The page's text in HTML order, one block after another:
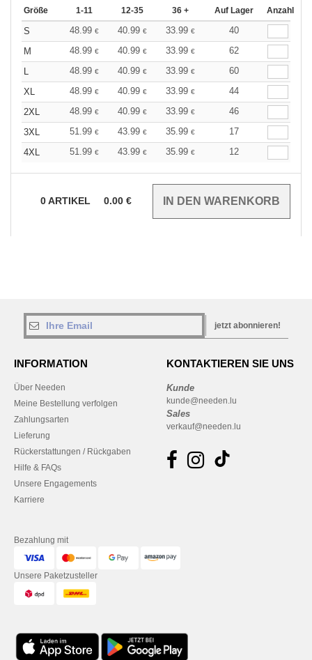
Größe 1-11 12-35 36 + Auf Lager Anzahl
S 48.99 € 40.99 € 33.99 €
40
M
48.99 € 40.99 € 33.99 €
62
48.99 € 40.99 € 33.99 €
60
XL
48.99 € 40.99 € 33.99 €
44
2XL
48.99 € 40.99 € 33.99 €
46
3XL
51.99 € 43.99 € 35.99 €
17
4XL
51.99 € 43.99 € 35.99 € 12
0ARTIKEL 0.00 €
jetzt abonnieren!
INFORMATION
Über Needen
Meine Bestellung verfolgen
Zahlungsarten
Lieferung
Rückerstattungen / Rückgaben
Hilfe & FAQs
Unsere Engagements
Karriere
KONTAKTIEREN SIE UNS
Kunde
kunde@needen.lu
Sales
verkauf@needen.lu
Bezahlung mit
Unsere Paketzusteller